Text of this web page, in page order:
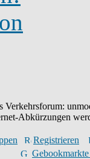
Verkehrsforum:
Abkürzungen
Registrieren